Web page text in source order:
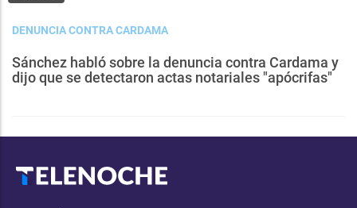
DENUNCIA CONTRA CARDAMA
Sánchez habló sobre la denuncia contra Cardama y
dijo que se detectaron actas notariales "apócrifas"